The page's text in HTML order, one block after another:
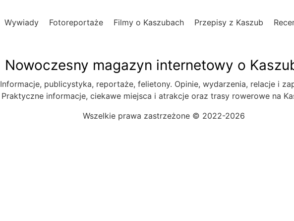
Wywiady Fotoreportaże Filmy o Kaszubach Przepisy z Kaszub
Nowoczesny magazyn internetowy o
Informacje, publicystyka, reportaże, felietony. Opinie, wydarzenia, relacje i
Praktyczne informacje, ciekawe miejsca i atrakcje oraz trasy rowerowe na
Wszelkie prawa zastrzeżone © 2022-2026